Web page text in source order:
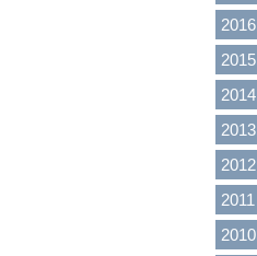
2016
2015
2014
2013
2012
2011
2010